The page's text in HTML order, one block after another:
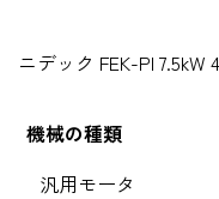
ニデック FEK-PI 7.5kW
機械の種類
汎用モータ